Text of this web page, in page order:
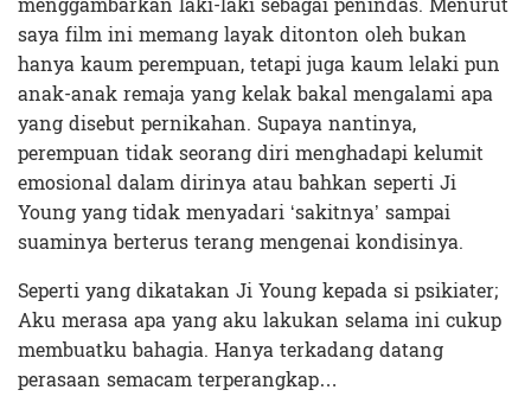
saya film ini memang layak ditonton oleh bukan
hanya kaum perempuan, tetapi juga kaum lelaki pun
anak-anak remaja yang kelak bakal mengalami apa
yang disebut pernikahan. Supaya nantinya,
perempuan tidak seorang diri menghadapi kelumit
emosional dalam dirinya atau bahkan seperti Ji
Young yang tidak menyadari ‘sakitnya’ sampai
suaminya berterus terang mengenai kondisinya.
Seperti yang dikatakan Ji Young kepada si psikiater;
Aku merasa apa yang aku lakukan selama ini cukup
membuatku bahagia. Hanya terkadang datang
perasaan semacam terperangkap…